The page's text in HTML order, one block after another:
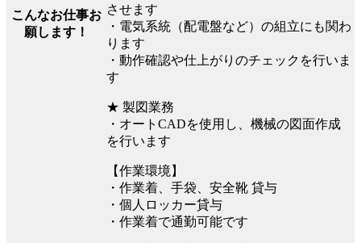
こんなお仕事お
願します！
させます
・電気系統（配電盤など）の組立にも関わ
ります
・動作確認や仕上がりのチェックを行いま
す
★ 製図業務
・オートCADを使用し、機械の図面作成
を行います
【作業環境】
・作業着、手袋、安全靴 貸与
・個人ロッカー貸与
・作業着で通勤可能です